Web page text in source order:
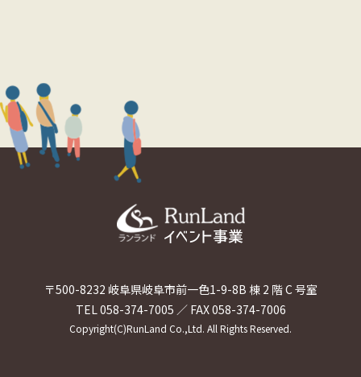
〒500-8232 岐阜県岐阜市前一色1-9-8B 棟 2 階 C 号室
TEL 058-374-7005 ／ FAX 058-374-7006
Copyright(C)RunLand Co.,Ltd. All Rights Reserved.